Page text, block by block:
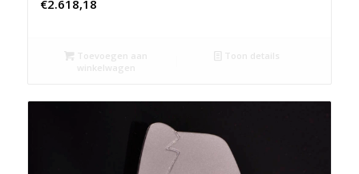
€2.618,18
Toevoegen aan
winkelwagen
Toon details